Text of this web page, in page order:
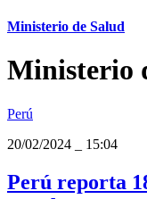
Ministerio de Salud
Ministerio
Perú
20/02/2024
15:04
Perú reporta